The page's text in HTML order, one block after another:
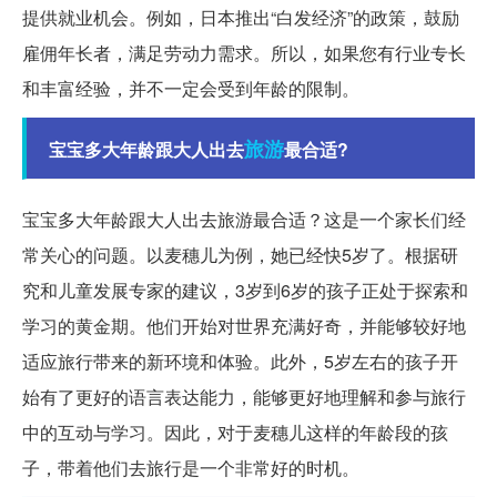
提供就业机会。例如，日本推出“白发经济”的政策，鼓励
雇佣年长者，满足劳动力需求。所以，如果您有行业专长
和丰富经验，并不一定会受到年龄的限制。
宝宝多大年龄跟大人出去旅游最合适?
宝宝多大年龄跟大人出去旅游最合适？这是一个家长们经
常关心的问题。以麦穗儿为例，她已经快5岁了。根据研
究和儿童发展专家的建议，3岁到6岁的孩子正处于探索和
学习的黄金期。他们开始对世界充满好奇，并能够较好地
适应旅行带来的新环境和体验。此外，5岁左右的孩子开
始有了更好的语言表达能力，能够更好地理解和参与旅行
中的互动与学习。因此，对于麦穗儿这样的年龄段的孩
子，带着他们去旅行是一个非常好的时机。